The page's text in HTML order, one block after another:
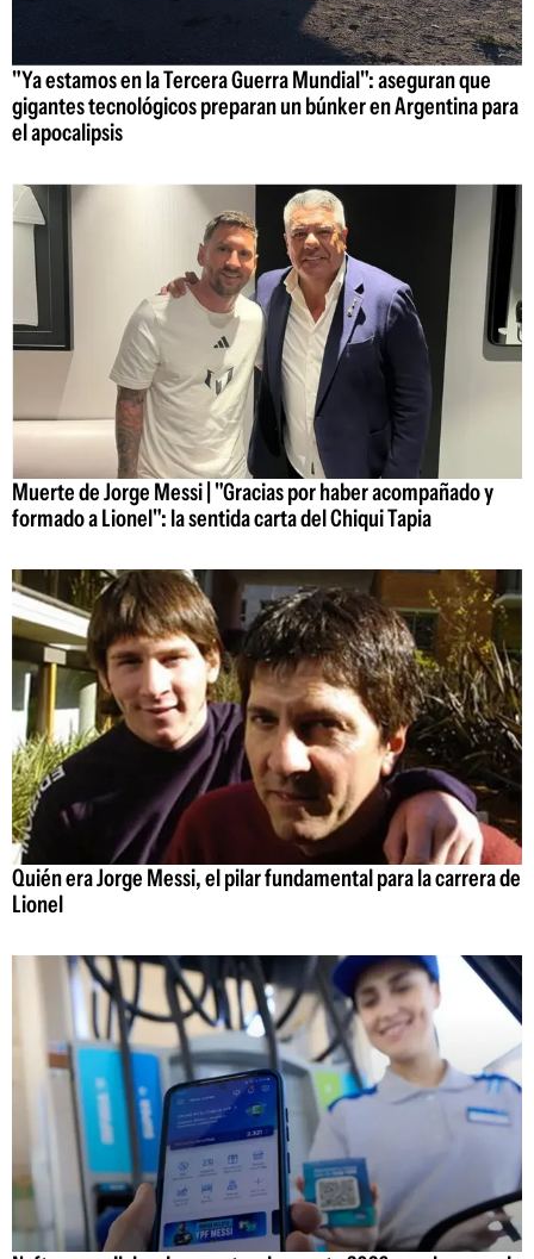
"Ya estamos en la Tercera Guerra Mundial": aseguran que
gigantes tecnológicos preparan un búnker en Argentina para
el apocalipsis
Muerte de Jorge Messi | "Gracias por haber acompañado y
formado a Lionel": la sentida carta del Chiqui Tapia
Quién era Jorge Messi, el pilar fundamental para la carrera de
Lionel